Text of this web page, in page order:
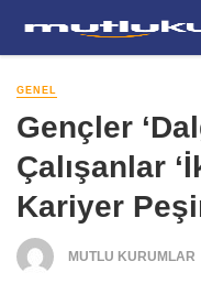
GENEL
Gençler
Çalışanlar
Kariyer
MUTLU KURUMLAR